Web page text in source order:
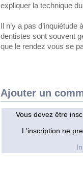
expliquer la technique
Il n’y a pas
dentistes sont souvent
que le rendez vous se
Ajouter un
Vous devez être
L'inscription ne